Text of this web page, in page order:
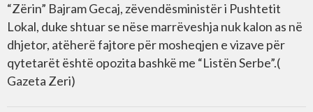
“Zërin” Bajram Gecaj, zëvendësministër i Pushtetit
Lokal, duke shtuar se nëse marrëveshja nuk kalon as në
dhjetor, atëherë fajtore për mosheqjen e vizave për
qytetarët është opozita bashkë me “Listën Serbe”.(
Gazeta Zeri)